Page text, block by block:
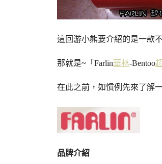
這回游小熊要介紹的是一款
那就是~「Farlin華林-Bentoo
在此之前，如慣例先來了解
品牌介紹